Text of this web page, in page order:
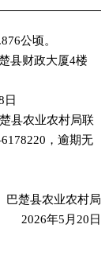
公顷。
县财政大厦4楼
日
县农业农村局联
， 逾期无
巴楚县农业农村局
20日